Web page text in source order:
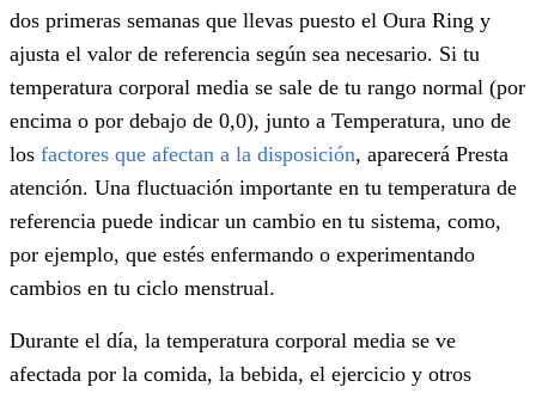
dos primeras semanas que llevas puesto el Oura Ring y
ajusta el valor de referencia según sea necesario. Si tu
temperatura corporal media se sale de tu rango normal (por
encima o por debajo de 0,0), junto a Temperatura, uno de
los factores que afectan a la disposición, aparecerá Presta
atención. Una fluctuación importante en tu temperatura de
referencia puede indicar un cambio en tu sistema, como,
por ejemplo, que estés enfermando o experimentando
cambios en tu ciclo menstrual.
Durante el día, la temperatura corporal media se ve
afectada por la comida, la bebida, el ejercicio y otros